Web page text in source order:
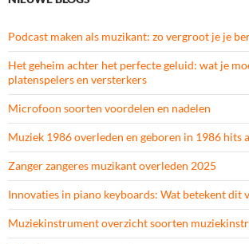
Podcast maken als muzikant: zo vergroot je je
Het geheim achter het perfecte geluid: wat je
platenspelers en versterkers
Microfoon soorten voordelen en nadelen
Muziek 1986 overleden en geboren in 1986 hits
Zanger zangeres muzikant overleden 2025
Innovaties in piano keyboards: Wat betekent dit
Muziekinstrument overzicht soorten